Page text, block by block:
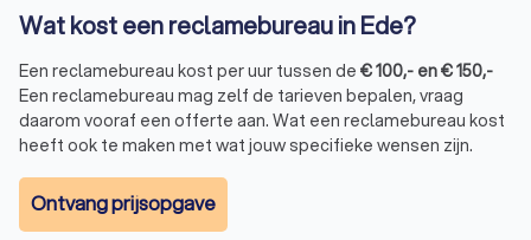
voor je bedrijf.
Website- en app-ontwikkeling:professionele websites
en mobiele applicaties.
TV- en radioreclame:effectieve campagnes via
traditionele media.
Hoe kies je het beste reclamebureau in Ede?
Met zoveel keuze is het belangrijk om het juiste
Wat kost een reclamebureau in Ede?
Een reclamebureau kost per uur tussen de €100,- en€150,-
Een reclamebureau mag zelf de tarieven bepalen, vraag
daarom vooraf een offerte aan. Wat een reclamebureau kost
heeft ook te maken met wat jouw specifieke wensen zijn.
Ontvang prijsopgave